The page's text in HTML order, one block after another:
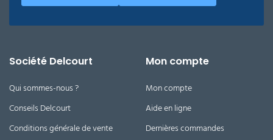
Société Delcourt
Qui sommes-nous ?
Conseils Delcourt
Conditions générale de vente
Mon compte
Mon compte
Aide en ligne
Dernières commandes